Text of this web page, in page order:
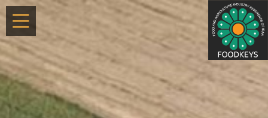
×